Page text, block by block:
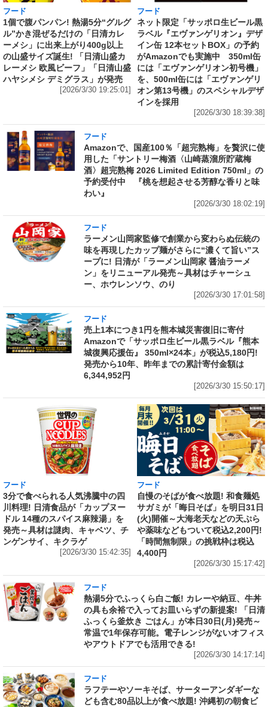
フード
1個で腹パンパン! 熱湯5分“グルグ
ル”かき混ぜるだけの「日清カレ
ーメシ」に出来上がり400g以上
の山盛サイズ誕生! 「日清山盛カ
レーメシ 欧風ビーフ」「日清山盛
ハヤシメシ デミグラス」が発売
[2026/3/30 19:25:01]
フード
ネット限定「サッポロ生ビール黒
ラベル『エヴァンゲリオン』デザ
イン缶 12本セットBOX」の予約
がAmazonでも実施中 350ml缶
には「エヴァンゲリオン初号機」
を、500ml缶には「エヴァンゲリ
オン第13号機」のスペシャルデザ
インを採用
[2026/3/30 18:39:38]
フード
Amazonで、国産100％「超完熟梅」を贅沢に使
用した「サントリー梅酒〈山崎蒸溜所貯蔵梅
酒〉超完熟梅 2026 Limited Edition 750ml」の
予約受付中 『桃を想起させる芳醇な香りと味
わい』
[2026/3/30 18:02:19]
フード
ラーメン山岡家監修で創業から変わらぬ伝統の
味を再現したカップ麺がさらに“濃くて旨い”ス
ープに! 日清が「ラーメン山岡家 醤油ラーメ
ン」をリニューアル発売～具材はチャーシュ
ー、ホウレンソウ、のり
[2026/3/30 17:01:58]
フード
売上1本につき1円を熊本城災害復旧に寄付
Amazonで「サッポロ生ビール黒ラベル『熊本
城復興応援缶』 350ml×24本」が税込5,180円!
発売から10年、昨年までの累計寄付金額は
6,344,952円
[2026/3/30 15:50:17]
フード
3分で食べられる人気沸騰中の四
川料理! 日清食品が「カップヌー
ドル 14種のスパイス麻辣湯」を
発売～具材は謎肉、キャベツ、チ
ンゲンサイ、キクラゲ
[2026/3/30 15:42:35]
フード
自慢のそばが食べ放題! 和食麺処
サガミが「晦日そば」を明日31日
(火)開催～大海老天などの天ぷら
や薬味などもついて税込2,200円!
「時間無制限」の挑戦枠は税込
4,400円
[2026/3/30 15:17:42]
フード
熱湯5分でふっくら白ご飯! カレーや納豆、牛丼
の具も余裕で入ってお皿いらずの新提案! 「日清
ふっくら釜炊き ごはん」が本日30日(月)発売～
常温で1年保存可能。電子レンジがないオフィス
やアウトドアでも活用できる!
[2026/3/30 14:17:14]
フード
ラフテーやソーキそば、サーターアンダギーな
ども含む80品以上が食べ放題! 沖縄初の朝食ビ